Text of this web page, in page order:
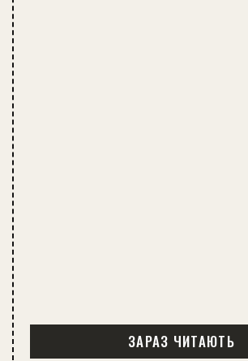
ЗАРАЗ ЧИТАЮТЬ